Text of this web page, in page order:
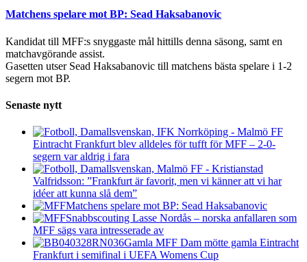
Matchens spelare mot BP: Sead Haksabanovic
Kandidat till MFF:s snyggaste mål hittills denna säsong, samt en
matchavgörande assist.
Gasetten utser Sead Haksabanovic till matchens bästa spelare i 1-2
segern mot BP.
Senaste nytt
Eintracht Frankfurt blev alldeles för tufft för MFF – 2-0-
segern var aldrig i fara
Valfridsson: ”Frankfurt är favorit, men vi känner att vi har
idéer att kunna slå dem”
Matchens spelare mot BP: Sead Haksabanovic
Snabbscouting Lasse Nordås – norska anfallaren som
MFF sägs vara intresserade av
Gamla MFF Dam mötte gamla Eintracht
Frankfurt i semifinal i UEFA Womens Cup